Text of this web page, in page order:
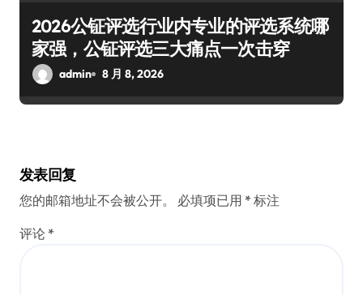
2026公钲评选行业内专业的评选系统哪
家强，公钲评选三大痛点一次击穿
admin 8 月 8, 2026
发表回复
您的邮箱地址不会被公开。 必填项已用 * 标注
评论 *